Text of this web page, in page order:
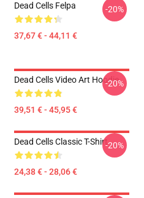
Dead Cells Felpa
37,67 € - 44,11 €
-20%
Dead Cells Video Art Hoodie
39,51 € - 45,95 €
-20%
Dead Cells Classic T-Shirt
24,38 € - 28,06 €
-20%